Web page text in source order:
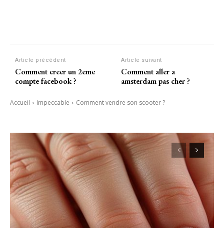
Article précédent
Comment creer un 2eme
compte facebook ?
Article suivant
Comment aller a
amsterdam pas cher ?
Accueil Impeccable Comment vendre son scooter ?